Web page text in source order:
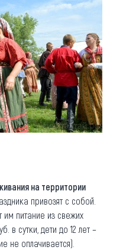
на территории
привозят с собой.
им питание из свежих
в сутки, дети до 12 лет –
не оплачивается).